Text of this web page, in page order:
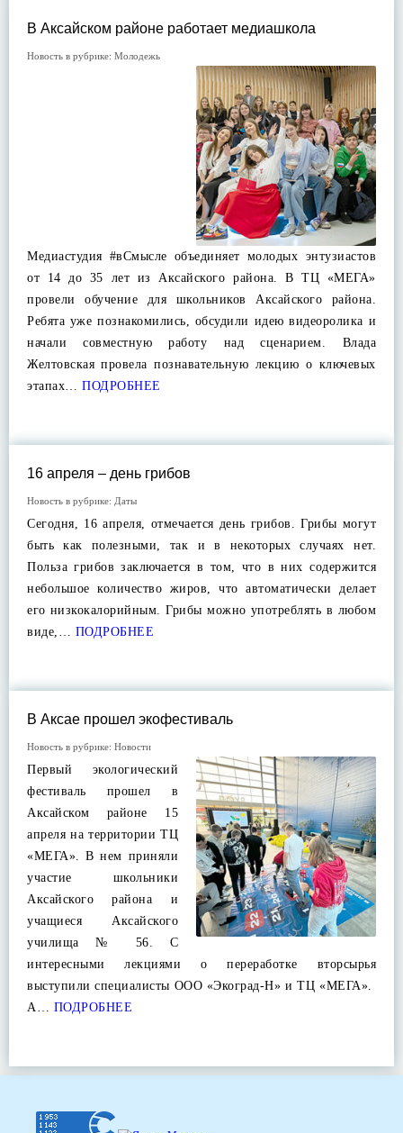
В Аксайском районе работает медиашкола
Новость в рубрике: Молодежь
Медиастудия #вСмысле объединяет молодых энтузиастов
от 14 до 35 лет из Аксайского района. В ТЦ «МЕГА»
провели обучение для школьников Аксайского района.
Ребята уже познакомились, обсудили идею видеоролика и
начали совместную работу над сценарием. Влада
Желтовская провела познавательную лекцию о ключевых
этапах… ПОДРОБНЕЕ
16 апреля – день грибов
Новость в рубрике: Даты
Сегодня, 16 апреля, отмечается день грибов. Грибы могут
быть как полезными, так и в некоторых случаях нет.
Польза грибов заключается в том, что в них содержится
небольшое количество жиров, что автоматически делает
его низкокалорийным. Грибы можно употреблять в любом
виде,… ПОДРОБНЕЕ
В Аксае прошел экофестиваль
Новость в рубрике: Новости
Первый экологический
фестиваль прошел в
Аксайском районе 15
апреля на территории ТЦ
«МЕГА». В нем приняли
участие школьники
Аксайского района и
учащиеся Аксайского
училища № 56. С
интересными лекциями о переработке вторсырья
выступили специалисты ООО «Экоград-Н» и ТЦ «МЕГА».
А… ПОДРОБНЕЕ